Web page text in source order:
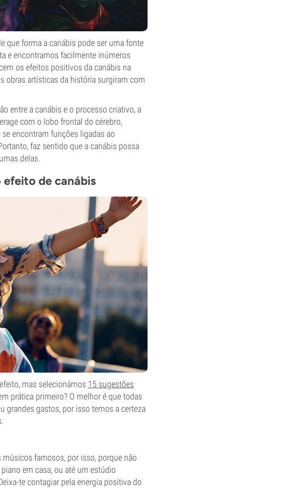
que forma a canábis pode ser uma fonte
e encontramos facilmente inúmeros
os efeitos positivos da canábis na
obras artísticas da história surgiram com
entre a canábis e o processo criativo, a
com o lobo frontal do cérebro,
encontram funções ligadas ao
faz sentido que a canábis possa
delas.
efeito de canábis
mas selecionámos 15 sugestões
prática primeiro? O melhor é que todas
grandes gastos, por isso temos a certeza
famosos, por isso, porque não
em casa, ou até um estúdio
te contagiar pela energia positiva do